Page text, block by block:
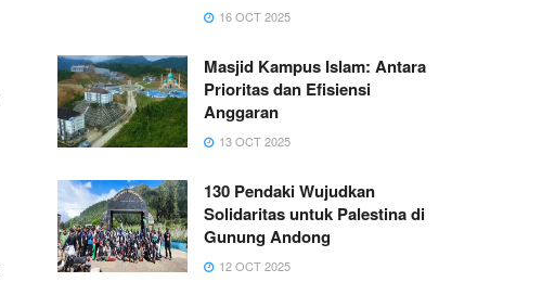
16 OCT 2025
Masjid Kampus Islam: Antara
Prioritas dan Efisiensi
Anggaran
13 OCT 2025
130 Pendaki Wujudkan
Solidaritas untuk Palestina di
Gunung Andong
12 OCT 2025